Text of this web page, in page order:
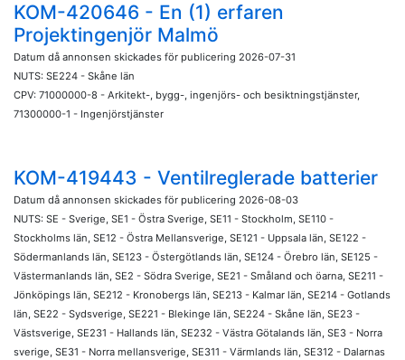
KOM-420646 - En (1) erfaren
Projektingenjör Malmö
Datum då annonsen skickades för publicering 2026-07-31
NUTS: SE224 - Skåne län
CPV: 71000000-8 - Arkitekt-, bygg-, ingenjörs- och besiktningstjänster,
71300000-1 - Ingenjörstjänster
KOM-419443 - Ventilreglerade batterier
Datum då annonsen skickades för publicering 2026-08-03
NUTS: SE - Sverige, SE1 - Östra Sverige, SE11 - Stockholm, SE110 -
Stockholms län, SE12 - Östra Mellansverige, SE121 - Uppsala län, SE122 -
Södermanlands län, SE123 - Östergötlands län, SE124 - Örebro län, SE125 -
Västermanlands län, SE2 - Södra Sverige, SE21 - Småland och öarna, SE211 -
Jönköpings län, SE212 - Kronobergs län, SE213 - Kalmar län, SE214 - Gotlands
län, SE22 - Sydsverige, SE221 - Blekinge län, SE224 - Skåne län, SE23 -
Västsverige, SE231 - Hallands län, SE232 - Västra Götalands län, SE3 - Norra
sverige, SE31 - Norra mellansverige, SE311 - Värmlands län, SE312 - Dalarnas